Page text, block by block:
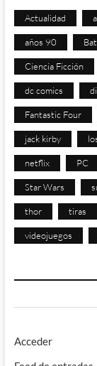
Actualidad
años 90
Ciencia Ficción
dc comics
Fantastic Four
jack kirby
netflix PC
Star Wars
thor tiras
videojuegos
Acceder